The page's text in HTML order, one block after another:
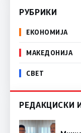
РУБРИКИ
ЕКОНОМИЈА
МАКЕДОНИЈА
СВЕТ
РЕДАКЦИСКИ